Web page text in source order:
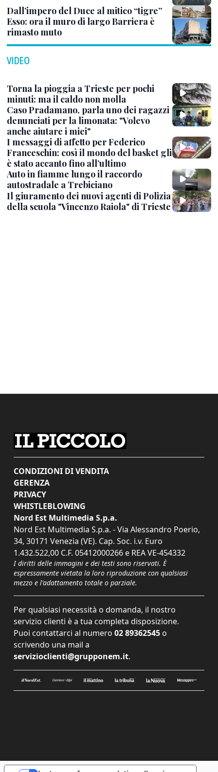
Dall’impero del Duce al mitico “tigre”
Esso: ora il muro di largo Barriera è
rimasto muto
VIDEO
Torna la pioggia a Trieste per pochi
minuti: ma il caldo non molla
Caso Pradamano, parla uno dei ragazzi
denunciati per la limonata: "Volevo
anche aiutare i miei"
I messaggi di affetto per Federico
Franceschin: così il mondo del basket gli
è stato accanto fino all’ultimo
Auto in fiamme lungo il raccordo
autostradale a Trebiciano
Il giuramento dei nuovi agenti di Polizia
della scuola "Vincenzo Raiola" di Trieste
CONDIZIONI DI VENDITA
GERENZA
PRIVACY
WHISTLEBLOWING
Nord Est Multimedia S.p.a.
Nord Est Multimedia S.p.a. - Via Alessandro Poerio,
34, 30171 Venezia (VE). Cap. Soc. i.v. Euro
1.432.522,00 C.F. 05412000266 e REA VE-454332
I diritti delle immagini e dei testi sono riservati. È
espressamente vietata la loro riproduzione con qualsiasi
mezzo e l'adattamento totale o parziale.
Per qualsiasi necessità o domanda, il nostro
servizio clienti è a tua completa disposizione.
Puoi contattarci al numero 02 89362545 o
scrivendo una mail a
servizioclienti@grupponem.it.